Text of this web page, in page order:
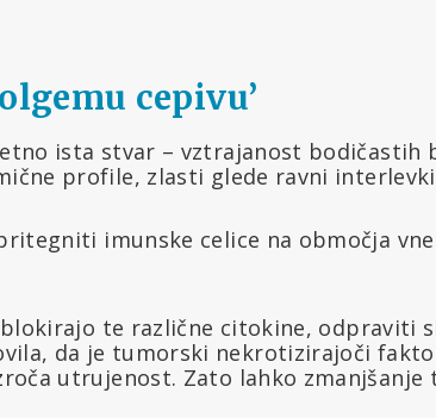
cepivu’
ista stvar – vztrajanost bodičastih
profile, zlasti glede ravni
imunske celice na območja
te različne citokine, odpraviti
da je tumorski nekrotizirajoči
utrujenost. Zato lahko zmanjšanje